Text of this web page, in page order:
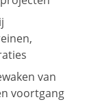
van
voortgang